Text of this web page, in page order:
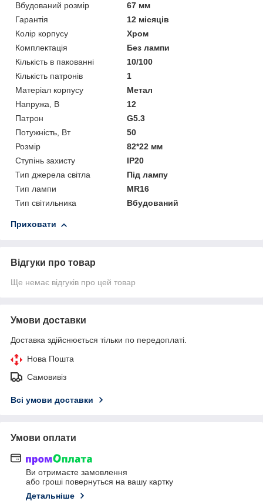
Вбудований розмір
67 мм
Гарантія
12 місяців
Колір корпусу
Хром
Комплектація
Без лампи
Кількість в пакованні
10/100
Кількість патронів
1
Матеріал корпусу
Метал
Напружа, В
12
Патрон
G5.3
Потужність, Вт
50
Розмір
82*22 мм
Ступінь захисту
IP20
Тип джерела світла
Під лампу
Тип лампи
MR16
Тип світильника
Вбудований
Приховати
Відгуки про товар
Ще немає відгуків про цей товар
Умови доставки
Доставка здійснюється тільки по передоплаті.
Нова Пошта
Самовивіз
Всі умови доставки
Умови оплати
Ви отримаєте замовлення
або гроші повернуться на вашу картку
Детальніше